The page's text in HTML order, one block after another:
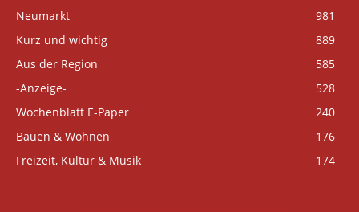
Neumarkt
981
Kurz und wichtig
889
Aus der Region
585
-Anzeige-
528
Wochenblatt E-Paper
240
Bauen & Wohnen
176
Freizeit, Kultur & Musik
174